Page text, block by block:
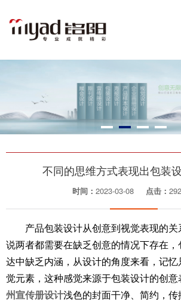
不同的思维方式表现出包装
时间： 2023-03-08 点击：
产品包装设计从创意到视觉表现的关
说两者都需要在缺乏创意的情况下存在
达中缺乏内涵，从设计的角度来看，记
觉元素，这种感觉来源于包装设计的创意
州宣传册设计浅色的封面干净、简约，传